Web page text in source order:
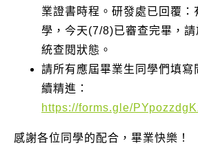
業證書時程。研發處已回覆：
學，今天(7/8)已審查完畢，
統查閱狀態。
請所有應屆畢業生同學們填寫
續精進：
https://forms.gle/
感謝各位同學的配合，畢業快樂！